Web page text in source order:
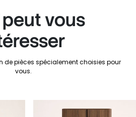
vous
de pièces spécialement choisies pour
vous.